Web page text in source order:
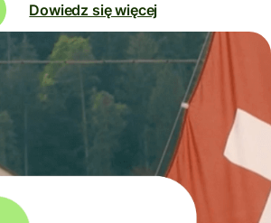
Dowiedz się więcej